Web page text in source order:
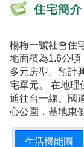
住宅簡介
楊梅一號社會住
地面積為1.6公
多元房型。預計
宅單元。 在地理
通往台一線、國
心公園，基地東
生活機能圖